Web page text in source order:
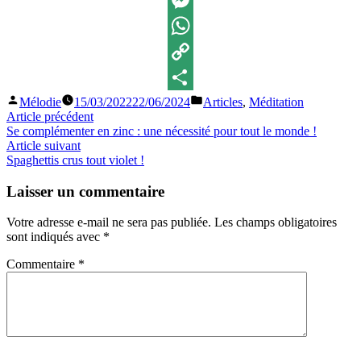
Messenger
WhatsApp
Copy
Link
Partager
Publié
par
Mélodie 15/03/202222/06/2024
Publié
Articles, Méditation
Navigation
de
l’article
Article précédentArticle
précédent :
Se complémenter en zinc : une nécessité pour tout le monde !
Article suivantArticle
suivant
Spaghettis crus tout violet !
Laisser un commentaire
Votre adresse e-mail ne sera pas publiée. Les champs obligatoires
sont indiqués avec *
Commentaire *